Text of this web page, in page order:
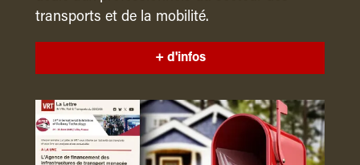
transports et de la mobilité.
+ d'infos